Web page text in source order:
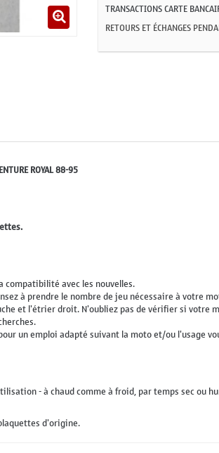
TRANSACTIONS CARTE
RETOURS ET ÉCHANGES
ROYAL 88-95
avec les nouvelles.
à prendre le nombre de jeu nécessaire à votre
et l'étrier droit. N'oubliez pas de vérifier si votre
un emploi adapté suivant la moto et/ou l'usage
- à chaud comme à froid, par temps sec ou
d'origine.